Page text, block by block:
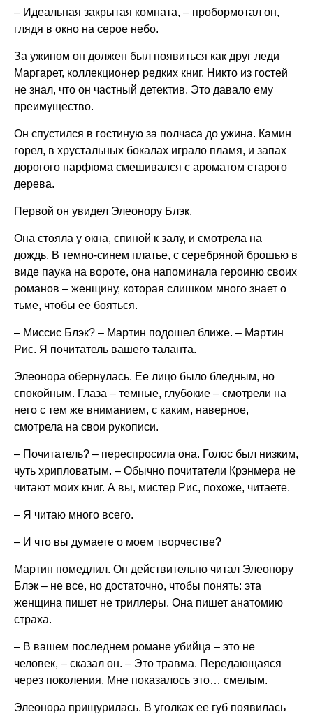
– Идеальная закрытая комната, – пробормотал он,
глядя в окно на серое небо.
За ужином он должен был появиться как друг леди
Маргарет, коллекционер редких книг. Никто из гостей
не знал, что он частный детектив. Это давало ему
преимущество.
Он спустился в гостиную за полчаса до ужина. Камин
горел, в хрустальных бокалах играло пламя, и запах
дорогого парфюма смешивался с ароматом старого
дерева.
Первой он увидел Элеонору Блэк.
Она стояла у окна, спиной к залу, и смотрела на
дождь. В темно-синем платье, с серебряной брошью в
виде паука на вороте, она напоминала героиню своих
романов – женщину, которая слишком много знает о
тьме, чтобы ее бояться.
– Миссис Блэк? – Мартин подошел ближе. – Мартин
Рис. Я почитатель вашего таланта.
Элеонора обернулась. Ее лицо было бледным, но
спокойным. Глаза – темные, глубокие – смотрели на
него с тем же вниманием, с каким, наверное,
смотрела на свои рукописи.
– Почитатель? – переспросила она. Голос был низким,
чуть хрипловатым. – Обычно почитатели Крэнмера не
читают моих книг. А вы, мистер Рис, похоже, читаете.
– Я читаю много всего.
– И что вы думаете о моем творчестве?
Мартин помедлил. Он действительно читал Элеонору
Блэк – не все, но достаточно, чтобы понять: эта
женщина пишет не триллеры. Она пишет анатомию
страха.
– В вашем последнем романе убийца – это не
человек, – сказал он. – Это травма. Передающаяся
через поколения. Мне показалось это… смелым.
Элеонора прищурилась. В уголках ее губ появилась